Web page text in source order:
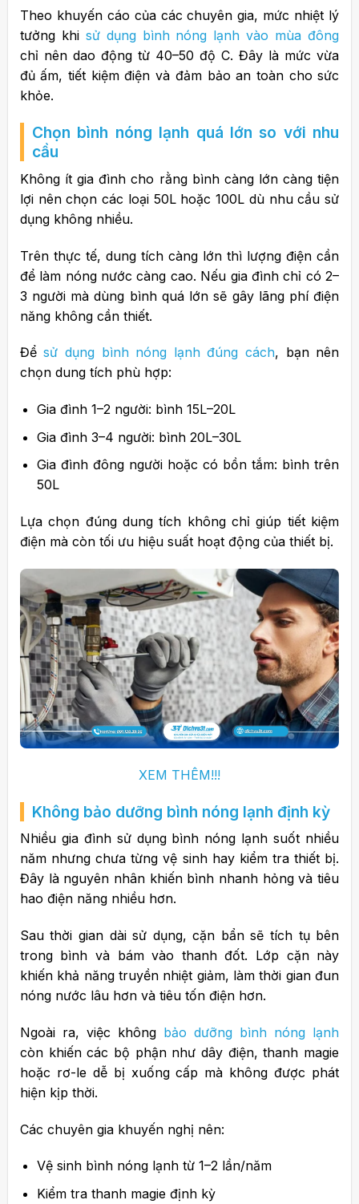
Theo khuyến cáo của các chuyên gia, mức nhiệt lý
tưởng khi sử dụng bình nóng lạnh vào mùa đông
chỉ nên dao động từ 40–50 độ C. Đây là mức vừa
đủ ấm, tiết kiệm điện và đảm bảo an toàn cho sức
khỏe.
Chọn bình nóng lạnh quá lớn so với nhu
cầu
Không ít gia đình cho rằng bình càng lớn càng tiện
lợi nên chọn các loại 50L hoặc 100L dù nhu cầu sử
dụng không nhiều.
Trên thực tế, dung tích càng lớn thì lượng điện cần
để làm nóng nước càng cao. Nếu gia đình chỉ có 2–
3 người mà dùng bình quá lớn sẽ gây lãng phí điện
năng không cần thiết.
Đểsử dụng bình nóng lạnh đúng cách, bạn nên
chọn dung tích phù hợp:
Gia đình 1–2 người: bình 15L–20L
Gia đình 3–4 người: bình 20L–30L
Gia đình đông người hoặc có bồn tắm: bình trên
50L
Lựa chọn đúng dung tích không chỉ giúp tiết kiệm
điện mà còn tối ưu hiệu suất hoạt động của thiết bị.
XEM THÊM!!!
Không bảo dưỡng bình nóng lạnh định kỳ
Nhiều gia đình sử dụng bình nóng lạnh suốt nhiều
năm nhưng chưa từng vệ sinh hay kiểm tra thiết bị.
Đây là nguyên nhân khiến bình nhanh hỏng và tiêu
hao điện năng nhiều hơn.
Sau thời gian dài sử dụng, cặn bẩn sẽ tích tụ bên
trong bình và bám vào thanh đốt. Lớp cặn này
khiến khả năng truyền nhiệt giảm, làm thời gian đun
nóng nước lâu hơn và tiêu tốn điện hơn.
Ngoài ra, việc không bảo dưỡng bình nóng lạnh
còn khiến các bộ phận như dây điện, thanh magie
hoặc rơ-le dễ bị xuống cấp mà không được phát
hiện kịp thời.
Các chuyên gia khuyến nghị nên:
Vệ sinh bình nóng lạnh từ 1–2 lần/năm
Kiểm tra thanh magie định kỳ